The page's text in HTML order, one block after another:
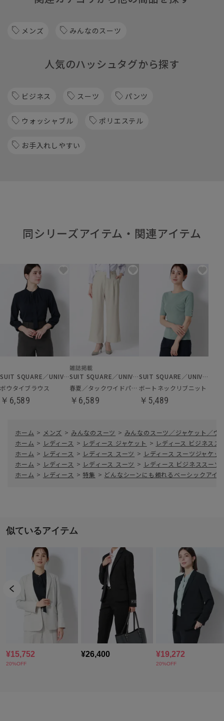
メンズ みんなのスーツ
人気のハッシュタグから探す
ビジネス スーツ パンツ
ウォッシャブル ポリエステル
お手入れしやすい
同シリーズアイテム・関連アイテム
SUIT SQUARE／UNIVERSAL LANGUAGE／WHITE
ボウタイブラウス
￥6,589
SUIT SQUARE／UNIVERSAL LANGUAGE／WHITE
春夏／タックワイドパンツ
￥6,589
SUIT SQUARE／UNIVERSAL LANGUAGE／WHITE
ボートネックリブニット
￥5,489
ホーム > メンズ > みんなのスーツ > みんなのスーツ／ジャケット／ウ
ホーム > レディース > レディース ジャケット > レディース ビジネスス
ホーム > レディース > レディース スーツ > レディース スーツジャケッ
ホーム > レディース > レディース スーツ > レディース ビジネススーツ
ホーム > レディース > 特集 > どんなシーンにも頼れるベーシックアイ